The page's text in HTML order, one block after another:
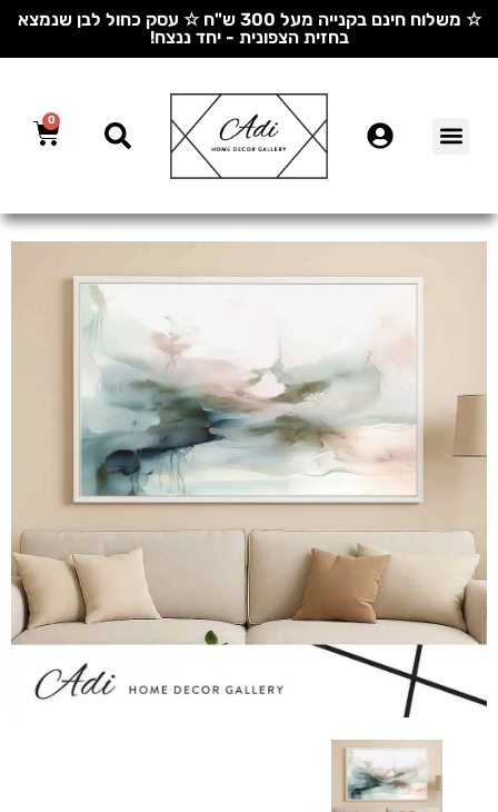
☆ משלוח חינם בקנייה מעל 300 ש"ח ☆ עסק כחול לבן שנמצא
בחזית הצפונית - יחד ננצח!
0